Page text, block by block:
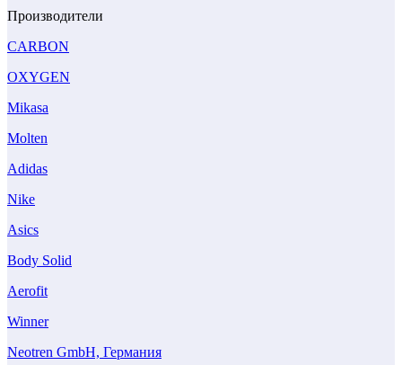
Производители
CARBON
OXYGEN
Mikasa
Molten
Adidas
Nike
Asics
Body Solid
Aerofit
Winner
Neotren GmbH, Германия